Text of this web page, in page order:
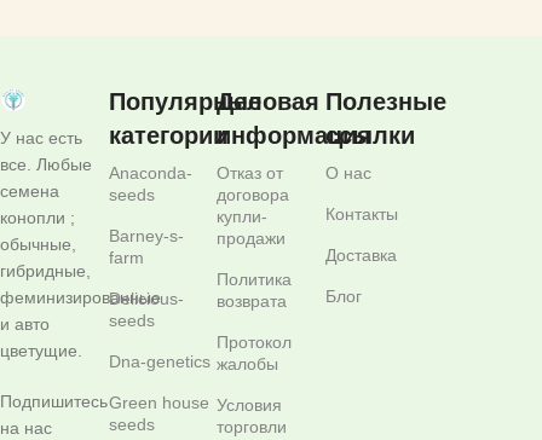
У нас есть
все. Любые
семена
конопли ;
обычные,
гибридные,
феминизированные
и авто
цветущие.
Подпишитесь
на нас
Популярные
категории
Anaconda-
seeds
Barney-s-
farm
Delicious-
seeds
Dna-genetics
Green house
seeds
Деловая
информация
Отказ от
договора
купли-
продажи
Политика
возврата
Протокол
жалобы
Условия
торговли
Полезные
ссылки
О нас
Контакты
Доставка
Блог